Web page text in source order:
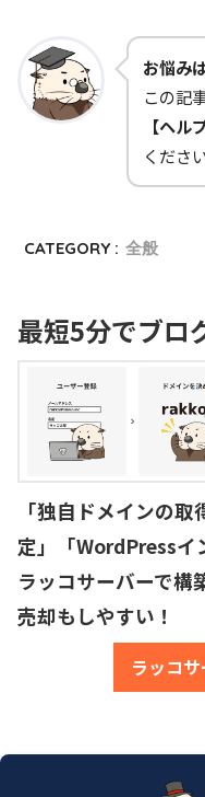
お悩み
この記
【ヘル
くださ
CATEGORY : 全般
最短5分でブロ
「独自ドメインの
定」「WordPressイ
ラッコサーバーで構
売却もしやすい！
ラッコ